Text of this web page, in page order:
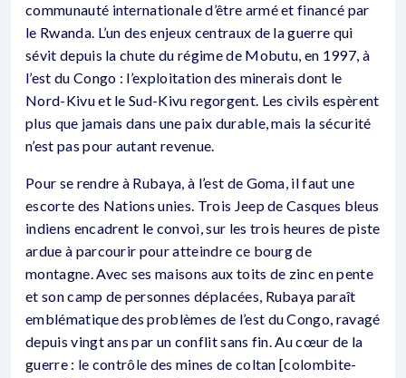
communauté internationale d’être armé et financé par
le Rwanda. L’un des enjeux centraux de la guerre qui
sévit depuis la chute du régime de Mobutu, en 1997, à
l’est du Congo : l’exploitation des minerais dont le
Nord-Kivu et le Sud-Kivu regorgent. Les civils espèrent
plus que jamais dans une paix durable, mais la sécurité
n’est pas pour autant revenue.
Pour se rendre à Rubaya, à l’est de Goma, il faut une
escorte des Nations unies. Trois Jeep de Casques bleus
indiens encadrent le convoi, sur les trois heures de piste
ardue à parcourir pour atteindre ce bourg de
montagne. Avec ses maisons aux toits de zinc en pente
et son camp de personnes déplacées, Rubaya paraît
emblématique des problèmes de l’est du Congo, ravagé
depuis vingt ans par un conflit sans fin. Au cœur de la
guerre : le contrôle des mines de coltan [colombite-